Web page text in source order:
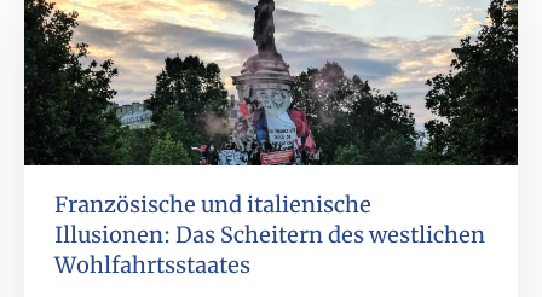
Französische und italienische
Illusionen: Das Scheitern des westlichen
Wohlfahrtsstaates